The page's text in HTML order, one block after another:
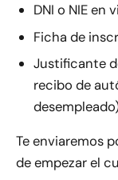
DNI o NIE en
Ficha de
Justificante
recibo de
Te enviaremos
de empezar el